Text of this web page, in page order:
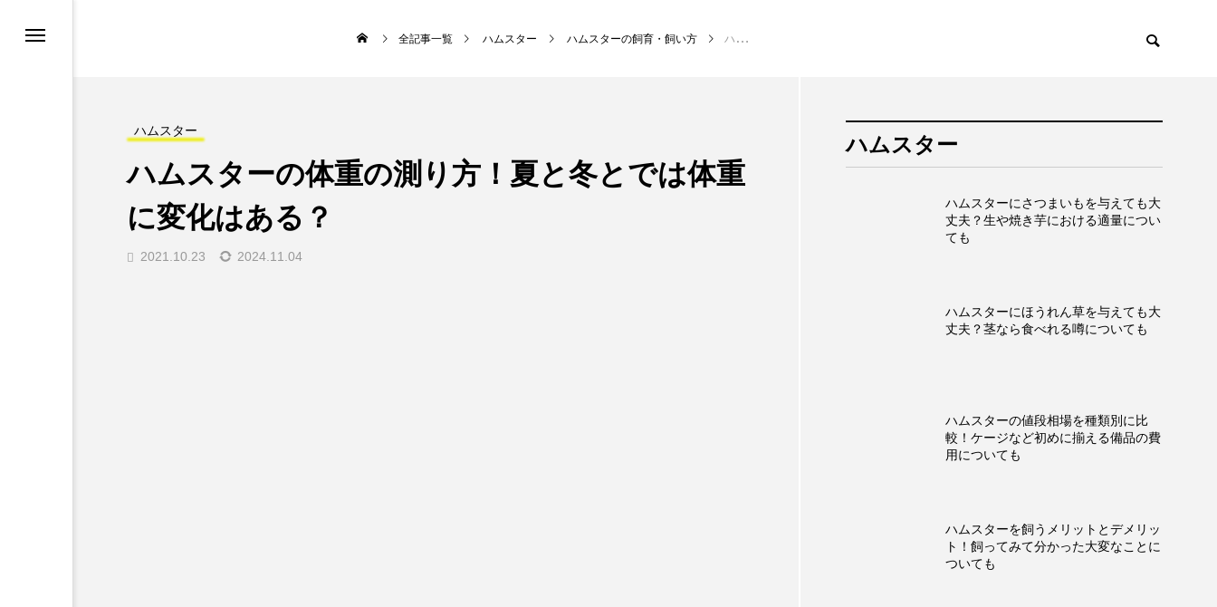
全記事一覧 ハムスター ハムスターの飼育・飼い方 ハムスターの体重の測り方！夏と冬とでは体重に変化はある？
ハムスター
ハムスターの体重の測り方！夏と冬とでは体重
に変化はある？
2021.10.23 2024.11.04
ハムスター
ハムスターにさつまいもを与えても大
丈夫？生や焼き芋における適量につい
ても
ハムスターにほうれん草を与えても大
丈夫？茎なら食べれる噂についても
ハムスターの値段相場を種類別に比
較！ケージなど初めに揃える備品の費
用についても
ハムスターを飼うメリットとデメリッ
ト！飼ってみて分かった大変なことに
ついても